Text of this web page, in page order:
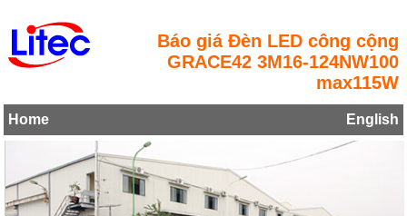
Báo giá Đèn LED công cộng
GRACE42 3M16-124NW100
max115W
Home English